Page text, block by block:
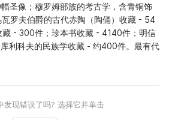
圣像；穆罗姆部族的考古学，含青铜饰
罗夫伯爵的古代赤陶（陶俑）收藏 - 54
藏 - 300件；珍本书收藏 - 4140件；明信
利科夫的民族学收藏 - 约400件。最有代
发现错误了吗? 选择它并单击